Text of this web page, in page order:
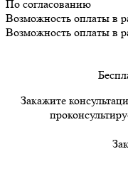
По согласованию
Возможность оплаты в
Возможность оплаты в
Закажите